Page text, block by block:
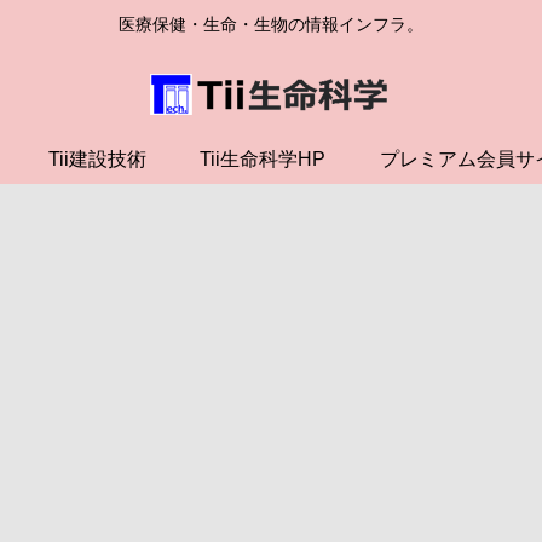
医療保健・生命・生物の情報インフラ。
Tii建設技術 Tii生命科学HP プレミアム会員サ